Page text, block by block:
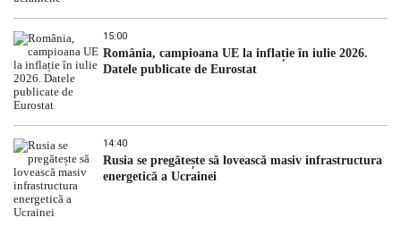
15:00
România, campioana UE la inflație în iulie 2026.
Datele publicate de Eurostat
14:40
Rusia se pregătește să lovească masiv infrastructura
energetică a Ucrainei